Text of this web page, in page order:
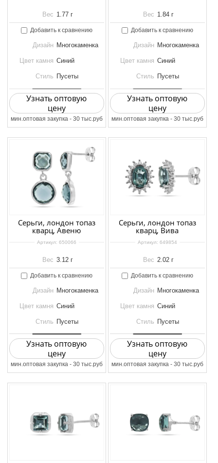
Вес 1.77 г
Добавить к сравнению
Дизайн Многокаменка
Цвет камня Синий
Стиль Пусеты
Узнать оптовую
цену
мин.оптовая закупка - 30 тыс.руб
Вес 1.84 г
Добавить к сравнению
Дизайн Многокаменка
Цвет камня Синий
Стиль Пусеты
Узнать оптовую
цену
мин.оптовая закупка - 30 тыс.руб
Серьги, лондон топаз
кварц, Авеню
Артикул: 650066
Вес 3.12 г
Добавить к сравнению
Дизайн Многокаменка
Цвет камня Синий
Стиль Пусеты
Узнать оптовую
цену
мин.оптовая закупка - 30 тыс.руб
Серьги, лондон топаз
кварц, Вива
Артикул: 649854
Вес 2.02 г
Добавить к сравнению
Дизайн Многокаменка
Цвет камня Синий
Стиль Пусеты
Узнать оптовую
цену
мин.оптовая закупка - 30 тыс.руб